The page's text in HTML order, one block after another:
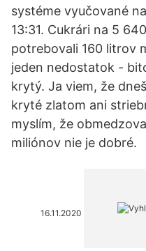
systéme vyučované
13:31. Cukrári na 5
potrebovali 160 litrov
jeden nedostatok -
krytý. Ja viem, že
kryté zlatom ani
myslím, že
miliónov nie je dobré.
16.11.2020